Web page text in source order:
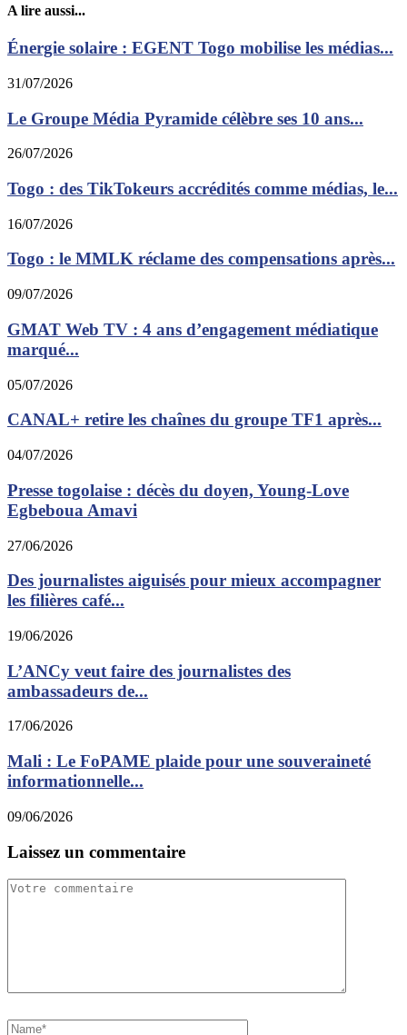
A lire aussi...
Énergie solaire : EGENT Togo mobilise les médias...
31/07/2026
Le Groupe Média Pyramide célèbre ses 10 ans...
26/07/2026
Togo : des TikTokeurs accrédités comme médias, le...
16/07/2026
Togo : le MMLK réclame des compensations après...
09/07/2026
GMAT Web TV : 4 ans d’engagement médiatique
marqué...
05/07/2026
CANAL+ retire les chaînes du groupe TF1 après...
04/07/2026
Presse togolaise : décès du doyen, Young-Love
Egbeboua Amavi
27/06/2026
Des journalistes aiguisés pour mieux accompagner
les filières café...
19/06/2026
L’ANCy veut faire des journalistes des
ambassadeurs de...
17/06/2026
Mali : Le FoPAME plaide pour une souveraineté
informationnelle...
09/06/2026
Laissez un commentaire